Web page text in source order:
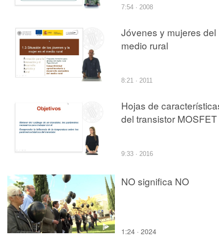
7:54 · 2008
Jóvenes y mujeres del
medio rural
8:21 · 2011
Hojas de
del transistor MOSFET
9:33 · 2016
NO significa NO
1:24 · 2024